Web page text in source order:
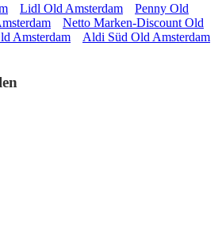
Lidl Old Amsterdam
Penny Old
Netto Marken-Discount Old
Amsterdam
Aldi Süd Old Amsterdam